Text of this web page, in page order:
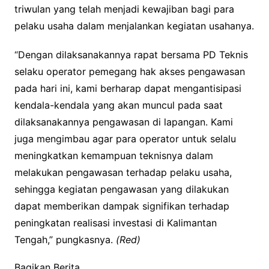
triwulan yang telah menjadi kewajiban bagi para
pelaku usaha dalam menjalankan kegiatan usahanya.
“Dengan dilaksanakannya rapat bersama PD Teknis
selaku operator pemegang hak akses pengawasan
pada hari ini, kami berharap dapat mengantisipasi
kendala-kendala yang akan muncul pada saat
dilaksanakannya pengawasan di lapangan. Kami
juga mengimbau agar para operator untuk selalu
meningkatkan kemampuan teknisnya dalam
melakukan pengawasan terhadap pelaku usaha,
sehingga kegiatan pengawasan yang dilakukan
dapat memberikan dampak signifikan terhadap
peningkatan realisasi investasi di Kalimantan
Tengah,” pungkasnya. (Red)